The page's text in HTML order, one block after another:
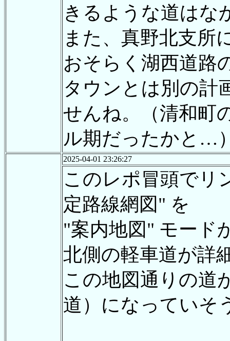
きるような道はな
また、真野北支所
おそらく湖西道路
タウンとは別の計
せんね。（清和町
ル期だったかと…
2025-04-01 23:26:27
このレポ冒頭でリ
定路線網図" を
"案内地図" モード
北側の軽車道が詳
この地図通りの道
道）になっていそ